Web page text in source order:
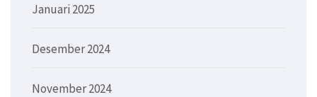
Januari 2025
Desember 2024
November 2024